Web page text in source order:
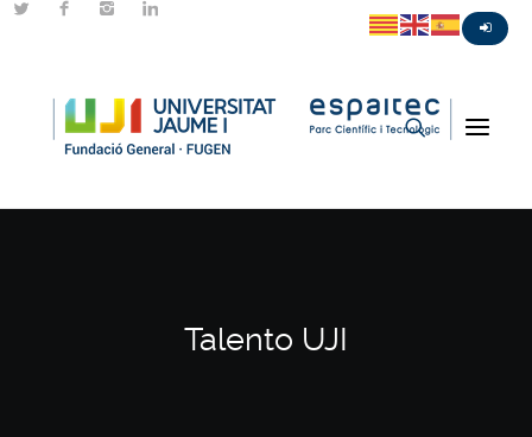
Talento UJI